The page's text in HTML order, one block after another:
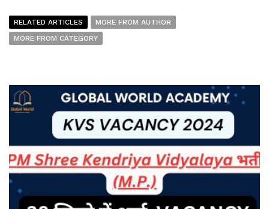
RELATED ARTICLES
MORE FROM AUTHOR
MORE FROM CATEGORY